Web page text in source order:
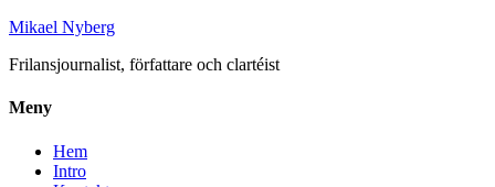
Mikael Nyberg
Frilansjournalist, författare och clartéist
Meny
Hem
Intro